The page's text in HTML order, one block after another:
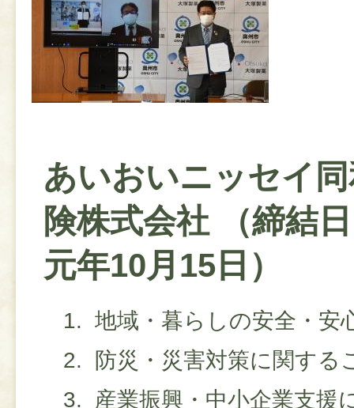
あいおいニッセイ
険株式会社 （締結
元年10月15日）
地域・暮らしの安全・安
防災・災害対策に関する
産業振興・中小企業支援